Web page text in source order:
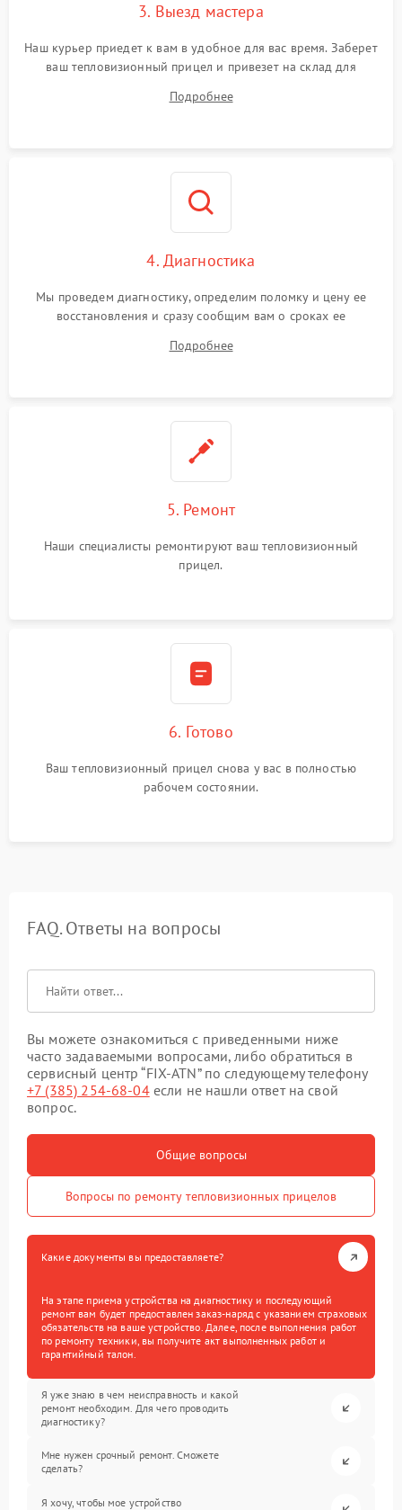
3. Выезд мастера
Наш курьер приедет к вам в удобное для вас время. Заберет
ваш тепловизионный прицел и привезет на склад для
Подробнее
4. Диагностика
Мы проведем диагностику, определим поломку и цену ее
восстановления и сразу сообщим вам о сроках ее
Подробнее
5. Ремонт
Наши специалисты ремонтируют ваш тепловизионный
прицел.
6. Готово
Ваш тепловизионный прицел снова у вас в полностью
рабочем состоянии.
FAQ. Ответы на вопросы
Вы можете ознакомиться с приведенными ниже
часто задаваемыми вопросами, либо обратиться в
сервисный центр “FIX-ATN” по следующему телефону
+7 (385) 254-68-04если не нашли ответ на свой
вопрос.
Общие вопросы
Вопросы по ремонту тепловизионных прицелов
Какие документы вы предоставляете?
На этапе приема устройства на диагностику и последующий
ремонт вам будет предоставлен заказ-наряд с указанием страховых
обязательств на ваше устройство. Далее, после выполнения работ
по ремонту техники, вы получите акт выполненных работ и
гарантийный талон.
Я уже знаю в чем неисправность и какой
ремонт необходим. Для чего проводить
диагностику?
Мне нужен срочный ремонт. Сможете
сделать?
Я хочу, чтобы мое устройство